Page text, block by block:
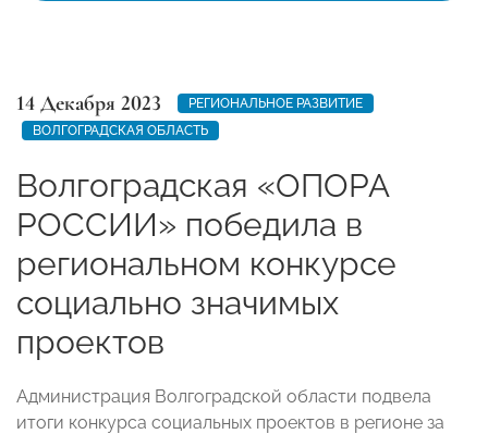
14 Декабря 2023
РЕГИОНАЛЬНОЕ РАЗВИТИЕ
ВОЛГОГРАДСКАЯ ОБЛАСТЬ
Волгоградская «ОПОРА
РОССИИ» победила в
региональном конкурсе
социально значимых
проектов
Администрация Волгоградской области подвела
итоги конкурса социальных проектов в регионе за